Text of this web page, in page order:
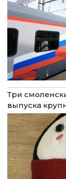
Три
выпуска